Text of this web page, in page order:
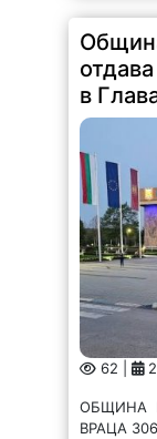
в
62 |
ОБЩИНА
ВРАЦА